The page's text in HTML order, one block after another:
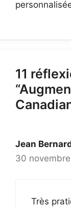
11
Jean
30
Très